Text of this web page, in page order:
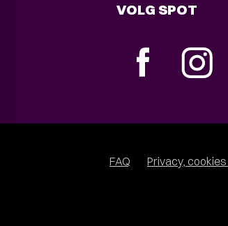
VOLG SPOT
FAQ Privacy,